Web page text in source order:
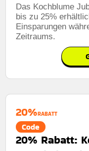
Das Kochblume
bis zu 25%
Einsparungen
Zeitraums.
20%RABATT
Code
20% Rabatt: